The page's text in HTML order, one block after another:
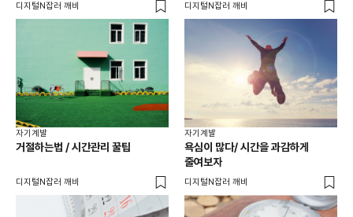
디지털N잡러 깨비 디지털N잡러 깨비
자기계발
거절하는법 / 시간관리 꿀팁
디지털N잡러 깨비
자기계발
욕심이 많다/ 시간을 과감하게
줄여보자
디지털N잡러 깨비